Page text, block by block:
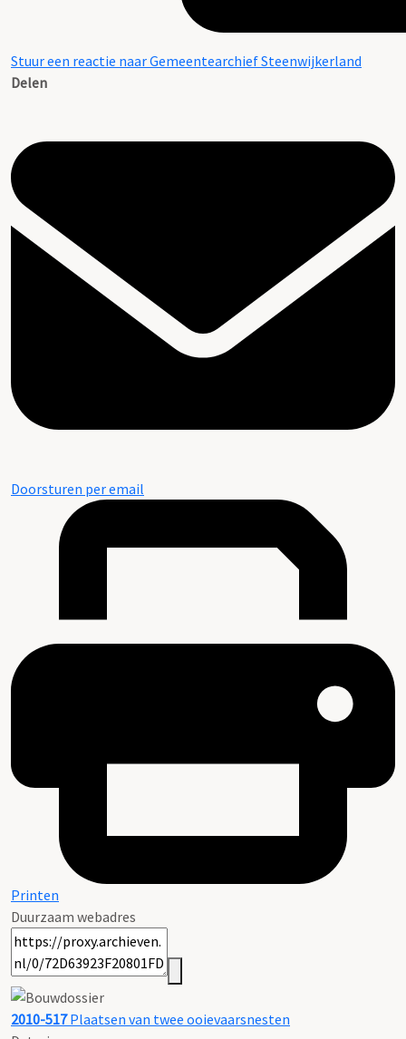
Stuur een reactie naar Gemeentearchief Steenwijkerland
Delen
Doorsturen per email
Printen
Duurzaam webadres
2010-517Plaatsen van twee ooievaarsnesten